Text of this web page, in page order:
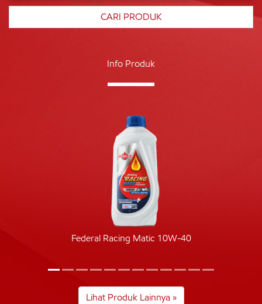
Info Produk
Federal Racing Matic 10W-40
Lihat Produk Lainnya »